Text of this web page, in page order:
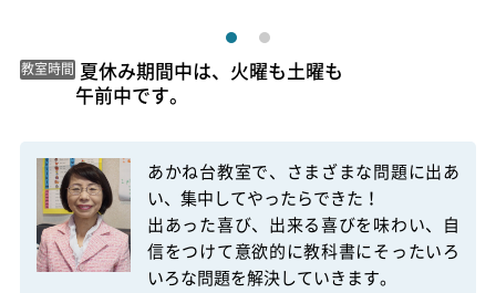
教室時間 夏休み期間中は、火曜も土曜も
午前中です。
あかね台教室で、さまざまな問題に出あ
い、集中してやったらできた！
出あった喜び、出来る喜びを味わい、自
信をつけて意欲的に教科書にそったいろ
いろな問題を解決していきます。